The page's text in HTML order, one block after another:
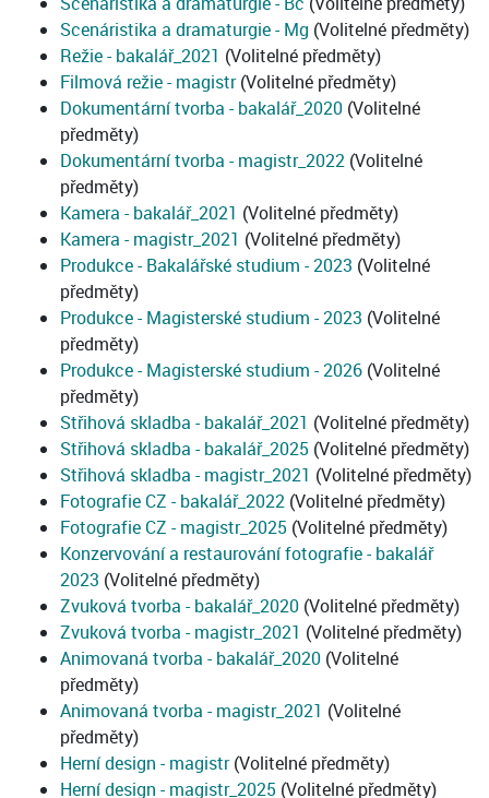
Scenáristika a dramaturgie - Mg (Volitelné předměty)
Režie - bakalář_2021 (Volitelné předměty)
Filmová režie - magistr(Volitelné předměty)
Dokumentární tvorba - bakalář_2020 (Volitelné
předměty)
Dokumentární tvorba - magistr_2022 (Volitelné
předměty)
Kamera - bakalář_2021 (Volitelné předměty)
Kamera - magistr_2021 (Volitelné předměty)
Produkce - Bakalářské studium - 2023 (Volitelné
předměty)
Produkce - Magisterské studium - 2023 (Volitelné
předměty)
Produkce - Magisterské studium - 2026 (Volitelné
předměty)
Střihová skladba - bakalář_2021 (Volitelné předměty)
Střihová skladba - bakalář_2025 (Volitelné předměty)
Střihová skladba - magistr_2021 (Volitelné předměty)
Fotografie CZ - bakalář_2022 (Volitelné předměty)
Fotografie CZ - magistr_2025 (Volitelné předměty)
Konzervování a restaurování fotografie - bakalář
2023 (Volitelné předměty)
Zvuková tvorba - bakalář_2020 (Volitelné předměty)
Zvuková tvorba - magistr_2021 (Volitelné předměty)
Animovaná tvorba - bakalář_2020 (Volitelné
předměty)
Animovaná tvorba - magistr_2021 (Volitelné
předměty)
Herní design - magistr(Volitelné předměty)
Herní design - magistr_2025 (Volitelné předměty)